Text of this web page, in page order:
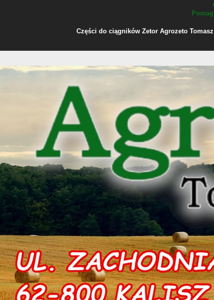
Części do ciągników Zetor Agrozeto Tomasz